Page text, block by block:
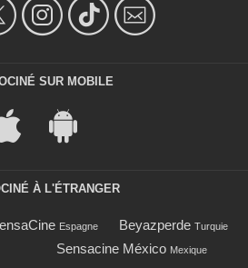
SUR MOBILE
À L'ÉTRANGER
Espagne Beyazperde Turquie
Sensacine México Mexique